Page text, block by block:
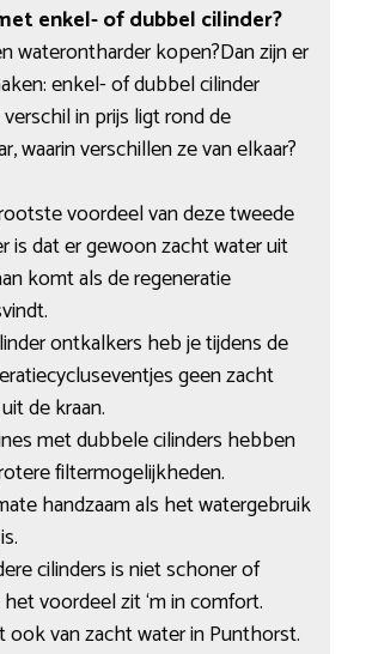
enkel- of dubbel cilinder?
waterontharder kopen?Dan zijn er
enkel- of dubbel cilinder
in prijs ligt rond de
waarin verschillen ze van elkaar?
voordeel van deze tweede
is dat er gewoon zacht water uit
komt als de regeneratie
ontkalkers heb je tijdens de
geen zacht
de kraan.
met dubbele cilinders hebben
filtermogelijkheden.
handzaam als het watergebruik
cilinders is niet schoner of
voordeel zit ‘m in comfort.
ook van zacht water in Punthorst.